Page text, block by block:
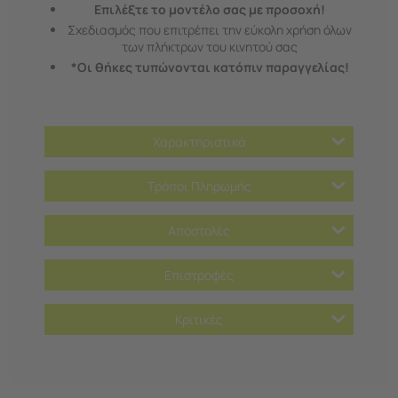
Επιλέξτε το μοντέλο σας με προσοχή!
Σχεδιασμός που επιτρέπει την εύκολη χρήση όλων
των πλήκτρων του κινητού σας
*Οι θήκες τυπώνονται κατόπιν παραγγελίας!
Χαρακτηριστικά
Τρόποι Πληρωμής
Αποστολές
Επιστροφές
Κριτικές